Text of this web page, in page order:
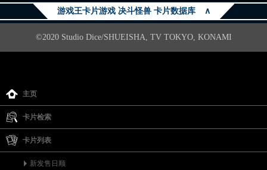
游戏王卡片游戏 决斗怪兽 卡片数据库 ∧
©2020 Studio Dice/SHUEISHA, TV TOKYO, KONAMI
主页
卡片检索
卡片列表
新发售日顺